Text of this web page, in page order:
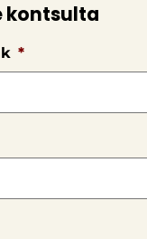
kontsulta
*